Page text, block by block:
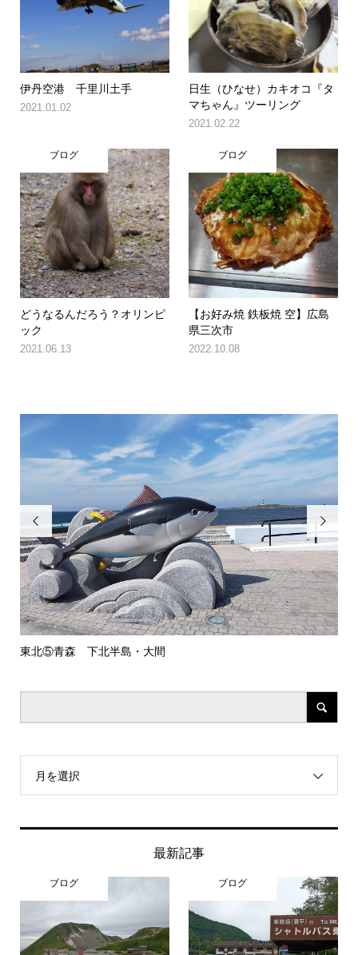
伊丹空港 千里川土手
2021.01.02
日生（ひなせ）カキオコ『タ
マちゃん』ツーリング
2021.02.22
ブログ
どうなるんだろう？オリンピ
ック
2021.06.13
ブログ
【お好み焼 鉄板焼 空】広島
県三次市
2022.10.08

東北⑤青森 下北半島・大間

月を選択
最新記事
ブログ ブログ